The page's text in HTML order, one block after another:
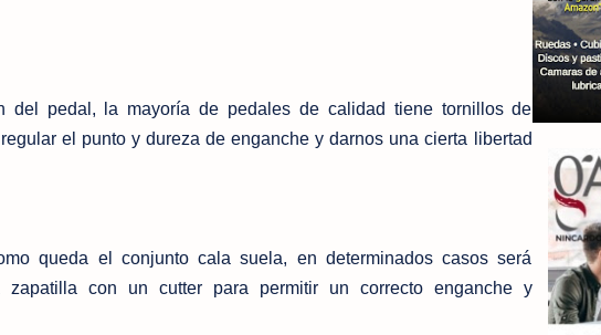
del pedal, la mayoría de pedales de calidad tiene tornillos de
el punto y dureza de enganche y darnos una cierta libertad
queda el conjunto cala suela, en determinados casos será
con un cutter para permitir un correcto enganche y